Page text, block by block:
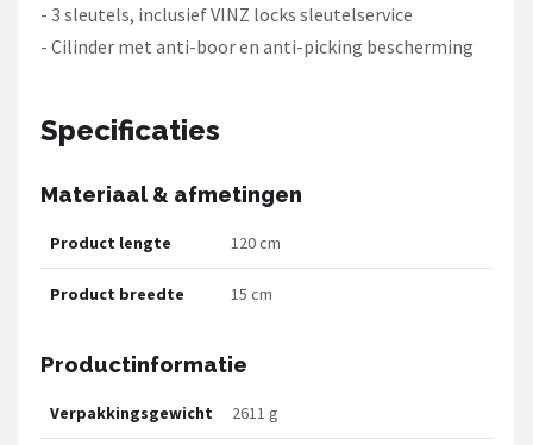
- 3 sleutels, inclusief VINZ locks sleutelservice
- Cilinder met anti-boor en anti-picking bescherming
Specificaties
Materiaal & afmetingen
Product lengte 120 cm
Product breedte 15 cm
Productinformatie
Verpakkingsgewicht 2611 g